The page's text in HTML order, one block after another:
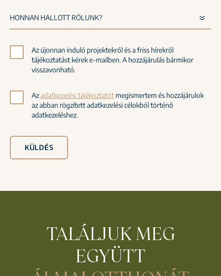
Az újonnan induló projektekről és a friss hírekről
tájékoztatást kérek e-mailben. A hozzájárulás bármikor
visszavonható.
Azadatkezelési tájékoztatót megismertem és hozzájárulok
az abban rögzített adatkezelési célokból történő
adatkezeléshez.
KÜLDÉS
TALÁLJUK MEG
EGYÜTT